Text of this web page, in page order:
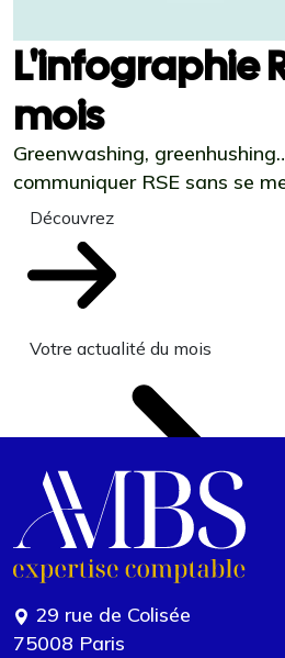
L'infographie
mois
Greenwashing,
communiquer RSE sans se
Découvrez
Votre actualité du mois
29 rue de Colisée
75008 Paris